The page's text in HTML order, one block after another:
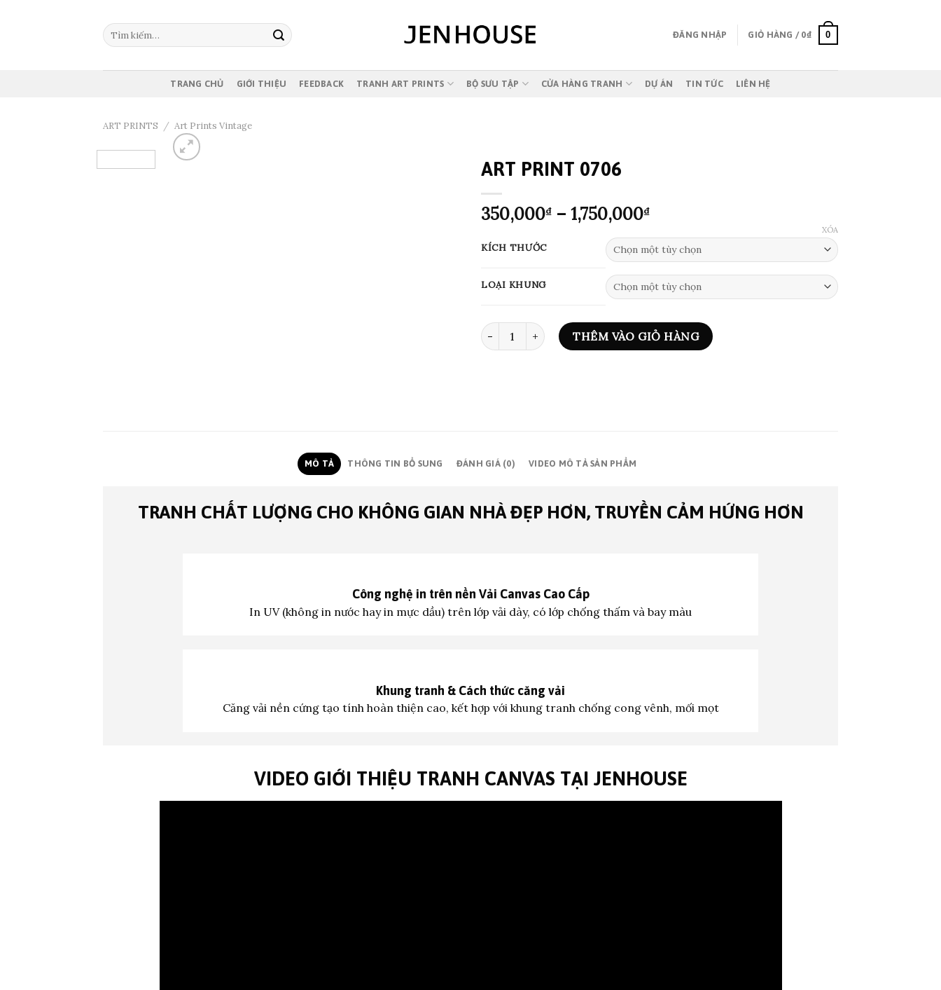
Tìm
kiếm:
ĐĂNG NHẬP GIỎ HÀNG / 0₫ 0
TRANG CHỦ GIỚI THIỆU FEEDBACK TRANH ART PRINTS BỘ SƯU TẬP CỬA HÀNG TRANH DỰ ÁN TIN TỨC LIÊN HỆ
ART PRINTS / Art Prints Vintage
ART PRINT 0706
350,000₫ – 1,750,000₫Khoảng
từ
350,000₫
đến
1,750,000₫
KÍCH THƯỚC
LOẠI KHUNG
XÓA
ART PRINT 0706 số lượngTHÊM VÀO GIỎ HÀNG
MÔ TẢ THÔNG TIN BỔ SUNG ĐÁNH GIÁ (0) VIDEO MÔ TẢ SẢN PHẨM
TRANH CHẤT LƯỢNG CHO KHÔNG GIAN NHÀ ĐẸP HƠN, TRUYỀN CẢM HỨNG HƠN
Công nghệ in trên nền Vải Canvas Cao Cấp
In UV (không in nước hay in mực dầu) trên lớp vải dày, có lớp chống thấm và bay màu
Khung tranh & Cách thức căng vải
Căng vải nền cứng tạo tính hoàn thiện cao, kết hợp với khung tranh chống cong vênh, mối mọt
VIDEO GIỚI THIỆU TRANH CANVAS TẠI JENHOUSE